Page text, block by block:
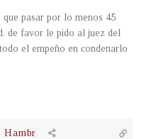
que pasar por lo menos 45
de favor le pido al juez del
el empeño en condenarlo
Hambr